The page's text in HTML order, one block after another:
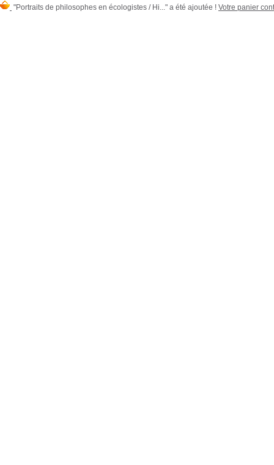
"Portraits de philosophes en écologistes / Hi..." a été ajoutée ! Votre panier